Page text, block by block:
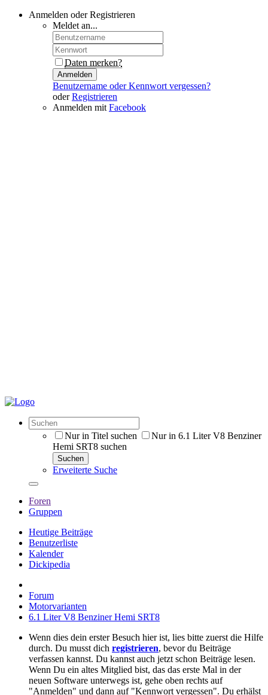
Anmelden oder Registrieren
Meldet an...
Daten merken?
Anmelden
Benutzername oder Kennwort vergessen?
oderRegistrieren
Anmelden mit Facebook
Nur in Titel suchen
Nur in 6.1 Liter V8 Benziner
Hemi SRT8 suchen
Suchen
Erweiterte Suche
Foren
Gruppen
Heutige Beiträge
Benutzerliste
Kalender
Dickipedia
Forum
Motorvarianten
6.1 Liter V8 Benziner Hemi SRT8
Wenn dies dein erster Besuch hier ist, lies bitte zuerst die Hilfe
durch. Du musst dich registrieren, bevor du Beiträge
verfassen kannst. Du kannst auch jetzt schon Beiträge lesen.
Wenn Du ein altes Mitglied bist, das das erste Mal in der
neuen Software unterwegs ist, gehe oben rechts auf
"Anmelden" und dann auf "Kennwort vergessen". Du erhälst